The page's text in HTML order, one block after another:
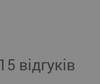
відгуків